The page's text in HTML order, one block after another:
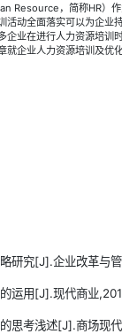
Resource，简称HR）
活动全面落实可以为企业
企业在进行人力资源培
就企业人力资源培训及优
略研究[J].企业改革
运用[J].现代商业
思考浅述[J].商场现